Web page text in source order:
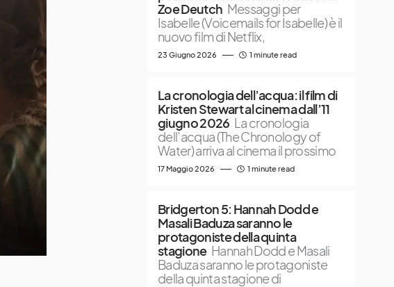
Zoe Deutch Messaggi per
Isabelle (Voicemails for Isabelle) è il
nuovo film di Netflix,
23 Giugno 2026 1 minute read
La cronologia dell’acqua: il film di
Kristen Stewart al cinema dall’11
giugno 2026 La cronologia
dell’acqua (The Chronology of
Water) arriva al cinema il prossimo
17 Maggio 2026 1 minute read
Bridgerton 5: Hannah Dodd e
Masali Baduza saranno le
protagoniste della quinta
stagione Hannah Dodd e Masali
Baduza saranno le protagoniste
della quinta stagione di